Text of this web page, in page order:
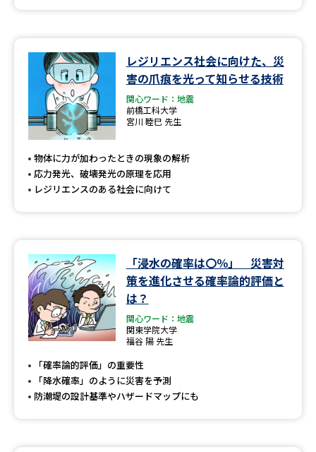
レジリエンス社会に向けた、災
害の爪痕を光って知らせる技術
関心ワード：地震
前橋工科大学
宮川 睦巳 先生
物体に力が加わったときの現象の解析
応力発光、破壊発光の原理を応用
レジリエンスのある社会に向けて
「浸水の確率は〇％」 災害対
策を進化させる確率論的評価と
は？
関心ワード：地震
関東学院大学
福谷 陽 先生
「確率論的評価」の重要性
「降水確率」のように災害を予測
防潮堤の設計基準やハザードマップにも